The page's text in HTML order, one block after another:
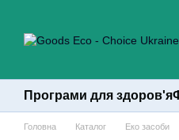
Програми для здоров'я
Головна Каталог Еко засоби